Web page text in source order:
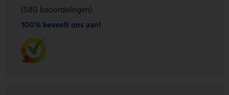
(580 beoordelingen)
100% beveelt ons aan!